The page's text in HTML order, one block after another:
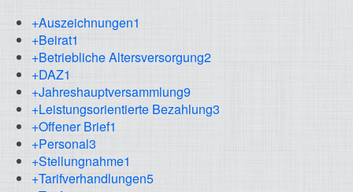
+Auszeichnungen1
+Beirat1
+Betriebliche Altersversorgung2
+DAZ1
+Jahreshauptversammlung9
+Leistungsorientierte Bezahlung3
+Offener Brief1
+Personal3
+Stellungnahme1
+Tarifverhandlungen5